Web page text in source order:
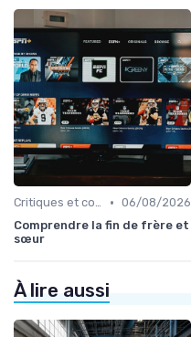
Critiques et coups de cœur • 06/08/2026
Comprendre la fin de frère et
sœur
À lire aussi